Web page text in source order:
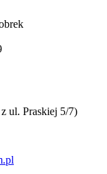
ul. Praskiej 5/7)